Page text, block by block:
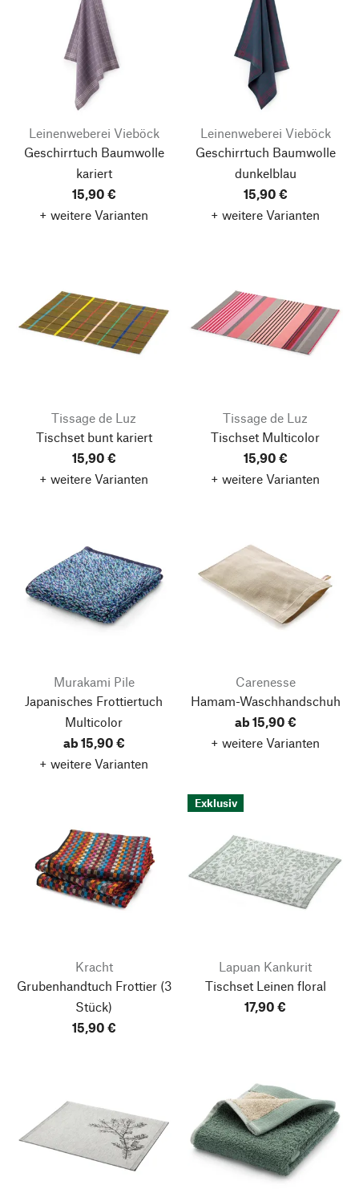
Leinenweberei Vieböck
Geschirrtuch Baumwolle
kariert
15,90 €
+ weitere Varianten
Leinenweberei Vieböck
Geschirrtuch Baumwolle
dunkelblau
15,90 €
+ weitere Varianten
Tissage de Luz
Tischset bunt kariert
15,90 €
+ weitere Varianten
Tissage de Luz
Tischset Multicolor
15,90 €
+ weitere Varianten
Murakami Pile
Japanisches Frottiertuch
Multicolor
ab 15,90 €
+ weitere Varianten
Carenesse
Hamam-Waschhandschuh
ab 15,90 €
+ weitere Varianten
Kracht
Grubenhandtuch Frottier(3
Stück)
15,90 €
Exklusiv
Lapuan Kankurit
Tischset Leinen floral
17,90 €